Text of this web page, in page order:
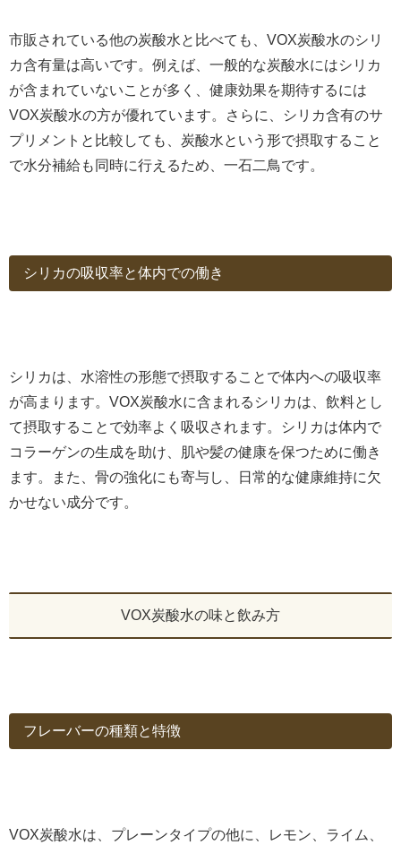
市販されている他の炭酸水と比べても、VOX炭酸水のシリ
カ含有量は高いです。例えば、一般的な炭酸水にはシリカ
が含まれていないことが多く、健康効果を期待するには
VOX炭酸水の方が優れています。さらに、シリカ含有のサ
プリメントと比較しても、炭酸水という形で摂取すること
で水分補給も同時に行えるため、一石二鳥です。
シリカの吸収率と体内での働き
シリカは、水溶性の形態で摂取することで体内への吸収率
が高まります。VOX炭酸水に含まれるシリカは、飲料とし
て摂取することで効率よく吸収されます。シリカは体内で
コラーゲンの生成を助け、肌や髪の健康を保つために働き
ます。また、骨の強化にも寄与し、日常的な健康維持に欠
かせない成分です。
VOX炭酸水の味と飲み方
フレーバーの種類と特徴
VOX炭酸水は、プレーンタイプの他に、レモン、ライム、